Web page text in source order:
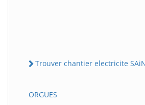
Trouver chantier electricite
ORGUES